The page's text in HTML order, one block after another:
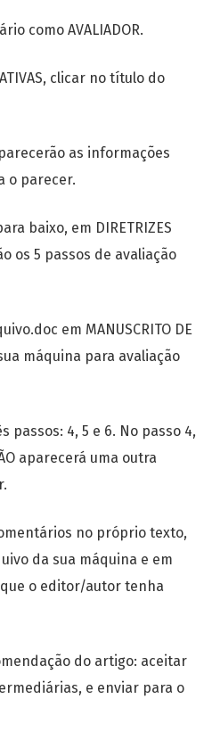
como AVALIADOR.
clicar no título do
as informações
o parecer.
baixo, em DIRETRIZES
os 5 passos de avaliação
em MANUSCRITO DE
máquina para avaliação
passos: 4, 5 e 6. No passo 4,
aparecerá uma outra
no próprio texto,
da sua máquina e em
que o editor/autor tenha
do artigo: aceitar
e enviar para o